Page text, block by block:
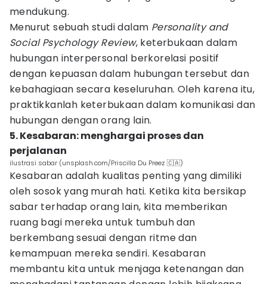
mendukung.
Menurut sebuah studi dalam Personality and
Social Psychology Review, keterbukaan dalam
hubungan interpersonal berkorelasi positif
dengan kepuasan dalam hubungan tersebut dan
kebahagiaan secara keseluruhan. Oleh karena itu,
praktikkanlah keterbukaan dalam komunikasi dan
hubungan dengan orang lain.
5. Kesabaran: menghargai proses dan
perjalanan
ilustrasi sabar (unsplash.com/Priscilla Du Preez 🇨🇦)
Kesabaran adalah kualitas penting yang dimiliki
oleh sosok yang murah hati. Ketika kita bersikap
sabar terhadap orang lain, kita memberikan
ruang bagi mereka untuk tumbuh dan
berkembang sesuai dengan ritme dan
kemampuan mereka sendiri. Kesabaran
membantu kita untuk menjaga ketenangan dan